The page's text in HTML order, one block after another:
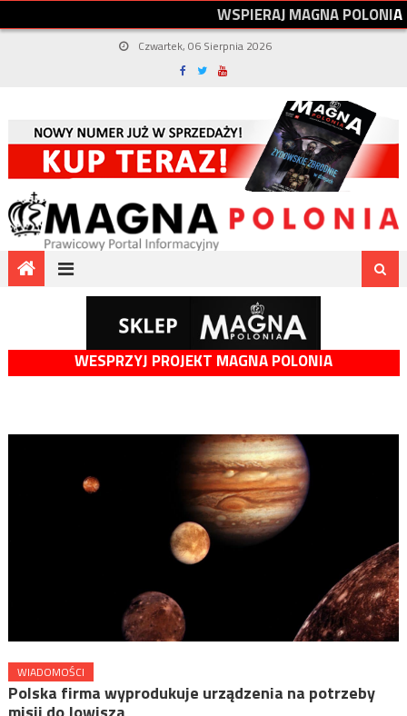
WSPIERAJMAGNAPOLONIA
Czwartek, 06 Sierpnia 2026
WESPRZYJ PROJEKT MAGNA POLONIA
WIADOMOŚCI
Polska firma wyprodukuje urządzenia na potrzeby